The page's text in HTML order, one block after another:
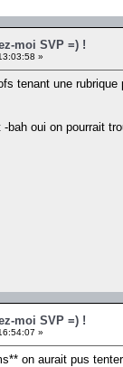
moi SVP =) !
»
tenant une
oui on pourrait
moi SVP =) !
»
on aurait pus